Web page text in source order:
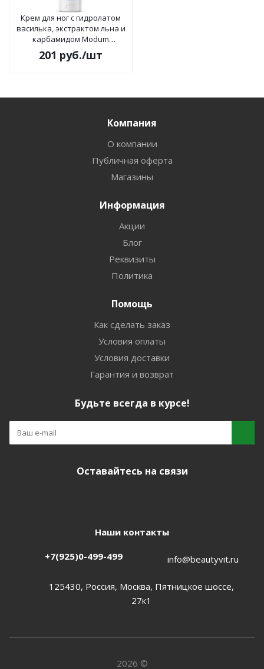
Крем для ног с гидролатом
василька, экстрактом льна и
карбамидом Modum
VALOSHKI. Blue Treasure 75г
201 руб./шт
Компания
О компании
Публичная оферта
Магазины
Информация
Акции
Блог
Реквизиты
Политика
Помощь
Как сделать заказ
Условия оплаты
Условия доставки
Гарантия и возврат
Будьте всегда в курсе!
Оставайтесь на связи
Наши контакты
+7(925)0-499-499 info@beautyvit.ru
125430, Россия, Москва, Пятницкое шоссе,
27к1
2026 ©